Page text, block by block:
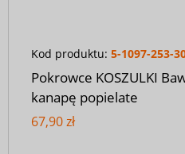
Kod produktu: 5-1097-253-
Pokrowce KOSZULKI
kanapę popielate
67,90 zł